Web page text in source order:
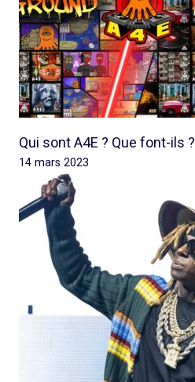
Qui sont A4E ? Que font-ils ?
14 mars 2023